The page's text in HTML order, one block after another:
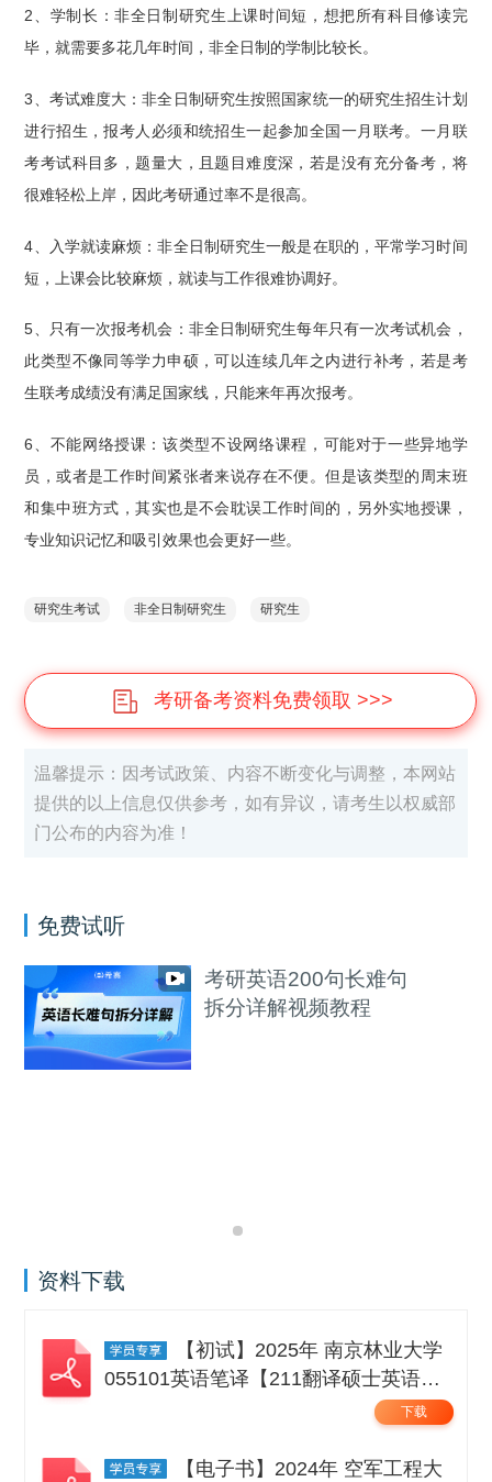
2、学制长：非全日制研究生上课时间短，想把所有科目修读完
毕，就需要多花几年时间，非全日制的学制比较长。
3、考试难度大：非全日制研究生按照国家统一的研究生招生计划
进行招生，报考人必须和统招生一起参加全国一月联考。一月联
考考试科目多，题量大，且题目难度深，若是没有充分备考，将
很难轻松上岸，因此考研通过率不是很高。
4、入学就读麻烦：非全日制研究生一般是在职的，平常学习时间
短，上课会比较麻烦，就读与工作很难协调好。
5、只有一次报考机会：非全日制研究生每年只有一次考试机会，
此类型不像同等学力申硕，可以连续几年之内进行补考，若是考
生联考成绩没有满足国家线，只能来年再次报考。
6、不能网络授课：该类型不设网络课程，可能对于一些异地学
员，或者是工作时间紧张者来说存在不便。但是该类型的周末班
和集中班方式，其实也是不会耽误工作时间的，另外实地授课，
专业知识记忆和吸引效果也会更好一些。
研究生考试 非全日制研究生 研究生
考研备考资料免费领取 >>>
温馨提示：因考试政策、内容不断变化与调整，本网站
提供的以上信息仅供参考，如有异议，请考生以权威部
门公布的内容为准！
免费试听
考研英语200句长难句
拆分详解视频教程
资料下载
【初试】2025年 南京林业大学
055101英语笔译【211翻译硕士英语】
下载
【电子书】2024年 空军工程大